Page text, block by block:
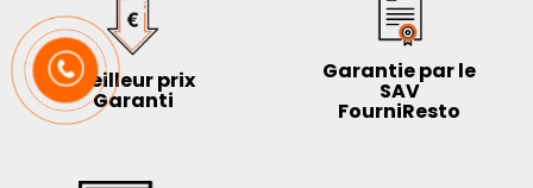
Meilleur prix
Garanti
Garantie par le
SAV
FourniResto